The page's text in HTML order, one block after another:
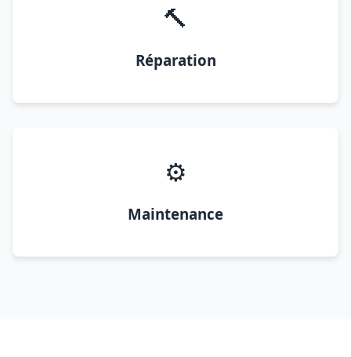
🔨
Réparation
⚙️
Maintenance